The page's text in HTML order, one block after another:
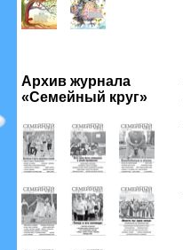
Архив журнала
«Семейный круг»